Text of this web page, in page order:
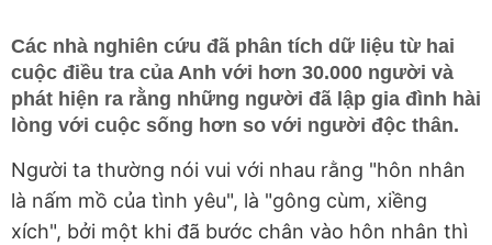
Các nhà nghiên cứu đã phân tích dữ liệu từ hai
cuộc điều tra của Anh với hơn 30.000 người và
phát hiện ra rằng những người đã lập gia đình hài
lòng với cuộc sống hơn so với người độc thân.
Người ta thường nói vui với nhau rằng "hôn nhân
là nấm mồ của tình yêu", là "gông cùm, xiềng
xích", bởi một khi đã bước chân vào hôn nhân thì